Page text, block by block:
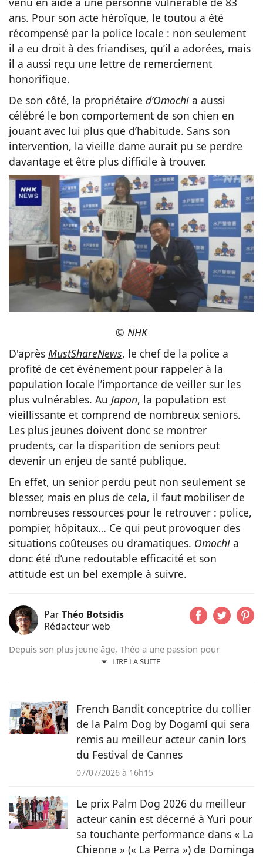
ans. Pour son acte héroïque, le toutou a été
récompensé par la police locale : non seulement
il a eu droit à des friandises, qu’il a adorées, mais
il a aussi reçu une lettre de remerciement
honorifique.
De son côté, la propriétaire d’Omochi a aussi
célébré le bon comportement de son chien en
jouant avec lui plus que d’habitude. Sans son
intervention, la vieille dame aurait pu se perdre
davantage et être plus difficile à trouver.
© NHK
D'après MustShareNews, le chef de la police a
profité de cet événement pour rappeler à la
population locale l’importance de veiller sur les
plus vulnérables. Au Japon, la population est
vieillissante et comprend de nombreux seniors.
Les plus jeunes doivent donc se montrer
prudents, car la disparition de seniors peut
devenir un enjeu de santé publique.
En effet, un senior perdu peut non seulement se
blesser, mais en plus de cela, il faut mobiliser de
nombreuses ressources pour le retrouver : police,
pompier, hôpitaux… Ce qui peut provoquer des
situations coûteuses ou dramatiques. Omochi a
donc été d’une redoutable efficacité et son
attitude est un bel exemple à suivre.
ParThéo Botsidis
Rédacteur web
LIRE LA SUITE
Depuis son plus jeune âge, Théo a une passion pour
l’écriture. Aujourd’hui rédacteur web, il prend plaisir à
émouvantes.
French Bandit conceptrice du collier
de la Palm Dog by Dogamí qui sera
remis au meilleur acteur canin lors
du Festival de Cannes
07/07/2026 à 16h15
Le prix Palm Dog 2026 du meilleur
acteur canin est décerné à Yuri pour
sa touchante performance dans « La
Chienne » (« La Perra ») de Dominga